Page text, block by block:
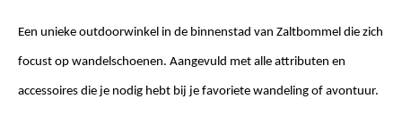
Een unieke outdoorwinkel in de binnenstad van Zaltbommel die zich
focust op wandelschoenen. Aangevuld met alle attributen en
accessoires die je nodig hebt bij je favoriete wandeling of avontuur.